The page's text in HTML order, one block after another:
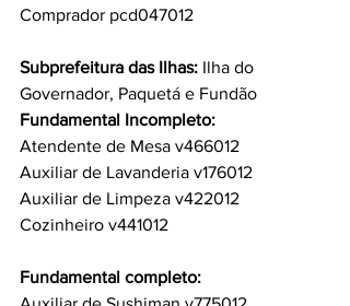
Comprador pcd047012
Subprefeitura das Ilhas: Ilha do
Governador, Paquetá e Fundão
Fundamental Incompleto:
Atendente de Mesa v466012
Auxiliar de Lavanderia v176012
Auxiliar de Limpeza v422012
Cozinheiro v441012
Fundamental completo: